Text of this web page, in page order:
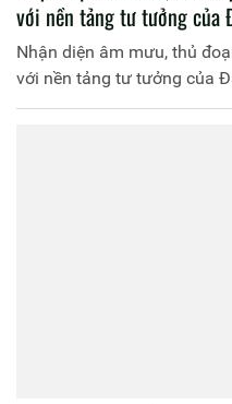
với nền tảng tư tưởng của
Nhận diện âm mưu, thủ
với nền tảng tư tưởng của